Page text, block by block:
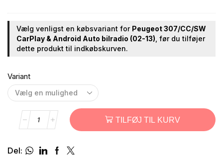
Vælg venligst en købsvariant for Peugeot 307/CC/SW
CarPlay & Android Auto bilradio (02-13) , før du tilføjer
dette produkt til indkøbskurven.
Variant
TILFØJ TIL KURV
Del: